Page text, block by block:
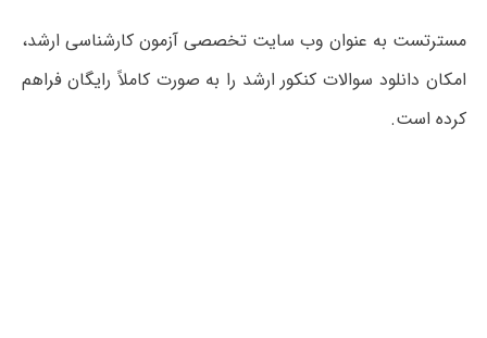
مسترتست به عنوان وب سایت تخصصی آزمون کارشناسی ارشد،
امکان دانلود سوالات کنکور ارشد را به صورت کاملاً رایگان فراهم
کرده است.